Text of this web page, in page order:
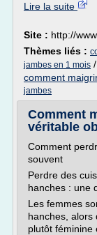
Lire la suite
Site : http://
Thèmes liés :
jambes en 1 mois /
comment
jambes
Comment
véritable
Comment
souvent
Perdre des
hanches : une
Les femmes
hanches, alors
plutôt féminine